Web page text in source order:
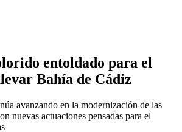
entoldado para el
Bahía de Cádiz
avanzando en la modernización de las
nuevas actuaciones pensadas para el